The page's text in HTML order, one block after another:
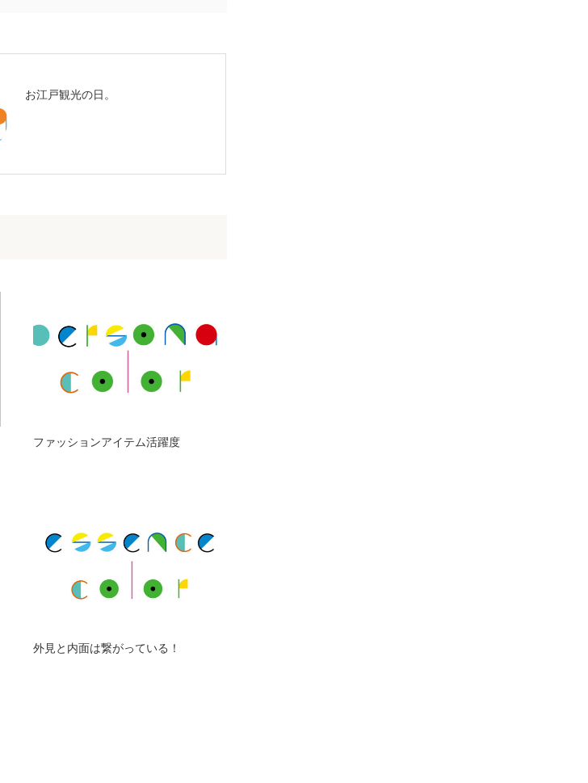
お江戸観光の日。
ファッションアイテム活躍度
外見と内面は繋がっている！